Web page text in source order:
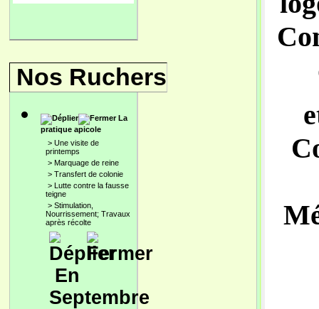
Nos Ruchers
La
pratique apicole
> Une visite de
printemps
> Marquage de reine
> Transfert de colonie
> Lutte contre la fausse
teigne
> Stimulation,
Nourrissement; Travaux
après récolte
En
Septembre